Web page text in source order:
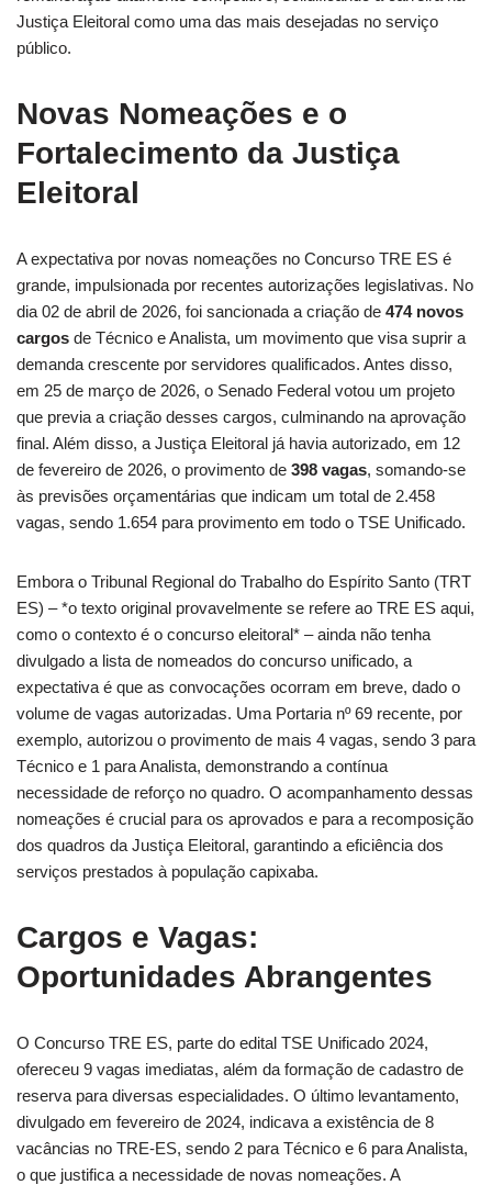
Justiça Eleitoral como uma das mais desejadas no serviço
público.
Novas Nomeações e o
Fortalecimento da Justiça
Eleitoral
A expectativa por novas nomeações no Concurso TRE ES é
grande, impulsionada por recentes autorizações legislativas. No
dia 02 de abril de 2026, foi sancionada a criação de 474 novos
cargos de Técnico e Analista, um movimento que visa suprir a
demanda crescente por servidores qualificados. Antes disso,
em 25 de março de 2026, o Senado Federal votou um projeto
que previa a criação desses cargos, culminando na aprovação
final. Além disso, a Justiça Eleitoral já havia autorizado, em 12
de fevereiro de 2026, o provimento de 398 vagas, somando-se
às previsões orçamentárias que indicam um total de 2.458
vagas, sendo 1.654 para provimento em todo o TSE Unificado.
Embora o Tribunal Regional do Trabalho do Espírito Santo (TRT
ES) – *o texto original provavelmente se refere ao TRE ES aqui,
como o contexto é o concurso eleitoral* – ainda não tenha
divulgado a lista de nomeados do concurso unificado, a
expectativa é que as convocações ocorram em breve, dado o
volume de vagas autorizadas. Uma Portaria nº 69 recente, por
exemplo, autorizou o provimento de mais 4 vagas, sendo 3 para
Técnico e 1 para Analista, demonstrando a contínua
necessidade de reforço no quadro. O acompanhamento dessas
nomeações é crucial para os aprovados e para a recomposição
dos quadros da Justiça Eleitoral, garantindo a eficiência dos
serviços prestados à população capixaba.
Cargos e Vagas:
Oportunidades Abrangentes
O Concurso TRE ES, parte do edital TSE Unificado 2024,
ofereceu 9 vagas imediatas, além da formação de cadastro de
reserva para diversas especialidades. O último levantamento,
divulgado em fevereiro de 2024, indicava a existência de 8
vacâncias no TRE-ES, sendo 2 para Técnico e 6 para Analista,
o que justifica a necessidade de novas nomeações. A